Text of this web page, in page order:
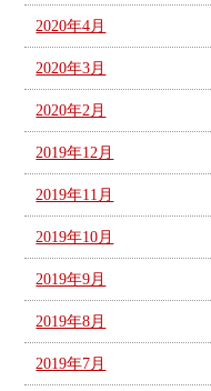
2020年4月
2020年3月
2020年2月
2019年12月
2019年11月
2019年10月
2019年9月
2019年8月
2019年7月